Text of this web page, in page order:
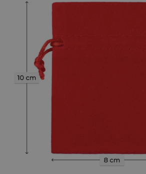
Dzięki swoim walorom estetycznym i
prezentów i upominków. Wytrzymała
welurowej sprawi, że te woreczki będą
zabezpieczenie dla przedmiotów w nich
jest puszysty i przyjemny w dotyku,
nadają się idealnie na podarunek dla
prezent z okazji rocznicy lub innej
weluru, są nie tylko estetyczne, ale